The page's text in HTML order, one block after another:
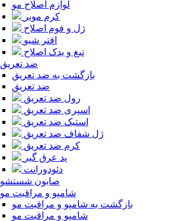
لوازم اصلاح مو
کرم موبر
ژل و فوم اصلاح
افتر شیو
تیغ و یدک اصلاح
ضد تعریق
بازگشت به ضد تعریق
ضد تعریق
رول ضد تعریق
اسپری ضد تعریق
استیک ضد تعریق
ژل شفاف ضد تعریق
کرم ضد تعریق
پد عرق گیر
دئودورانت
صابون شستشو
شامپو و مراقبت مو
بازگشت به شامپو و مراقبت مو
شامپو و مراقبت مو